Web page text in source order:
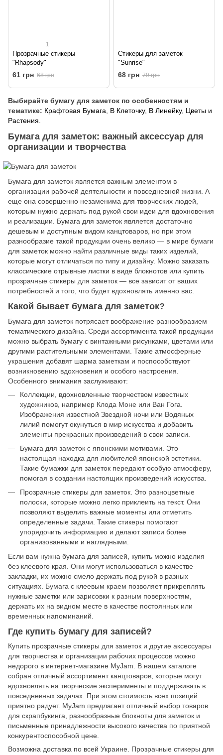
1
Прозрачные стикеры
"Rhapsody"
61 грн 68 грн
Стикеры для заметок
"Sunrise"
68 грн 79 грн
Выбирайте бумагу для заметок по особенностям и
тематике: Крафтовая Бумага, В Клеточку, В Линейку, Цветы и
Растения.
Бумага для заметок: важный аксессуар для
организации и творчества
Бумага для заметок является важным элементом в
организации рабочей деятельности и повседневной жизни. А
еще она совершенно незаменима для творческих людей,
которым нужно держать под рукой свои идеи для вдохновения
и реализации. Бумага для заметок является достаточно
дешевым и доступным видом канцтоваров, но при этом
разнообразие такой продукции очень велико — в мире бумаги
для заметок можно найти различные виды таких изделий,
которые могут отличаться по типу и дизайну. Можно заказать
классические отрывные листки в виде блокнотов или купить
прозрачные стикеры для заметок — все зависит от ваших
потребностей и того, что будет вдохновлять именно вас.
Какой бывает бумага для заметок?
Бумага для заметок потрясает воображение разнообразием
тематического дизайна. Среди ассортимента такой продукции
можно выбрать бумагу с винтажными рисунками, цветами или
другими растительными элементами. Такие атмосферные
украшения добавят шарма заметкам и поспособствуют
возникновению вдохновения и особого настроения.
Особенного внимания заслуживают:
Коллекции, вдохновленные творчеством известных
художников, например Клода Моне или Ван Гога.
Изображения известной Звездной ночи или Водяных
лилий помогут окунуться в мир искусства и добавить
элементы прекрасных произведений в свои записи.
Бумага для заметок с японскими мотивами. Это
настоящая находка для любителей японской эстетики.
Такие бумажки для заметок передают особую атмосферу,
помогая в создании настоящих произведений искусства.
Прозрачные стикеры для заметок. Это разноцветные
полоски, которые можно легко приклеить на текст. Они
позволяют выделить важные моменты или отметить
определенные задачи. Такие стикеры помогают
упорядочить информацию и делают записи более
организованными и наглядными.
Если вам нужна бумага для записей, купить можно изделия
без клеевого края. Они могут использоваться в качестве
закладки, их можно смело держать под рукой в разных
ситуациях. Бумага с клеевым краем позволяет прикреплять
нужные заметки или зарисовки к разным поверхностям,
держать их на видном месте в качестве постоянных или
временных напоминаний.
Где купить бумагу для записей?
Купить прозрачные стикеры для заметок и другие аксессуары
для творчества и организации рабочих процессов можно
недорого в интернет-магазине MyJam. В нашем каталоге
собран отличный ассортимент канцтоваров, которые могут
вдохновлять на творческие эксперименты и поддерживать в
повседневных задачах. При этом стоимость всех позиций
приятно радует. MyJam предлагает отличный выбор товаров
для скрапбукинга, разнообразные блокноты для заметок и
письменные принадлежности высокого качества по приятной
конкурентоспособной цене.
Возможна доставка по всей Украине. Прозрачные стикеры для